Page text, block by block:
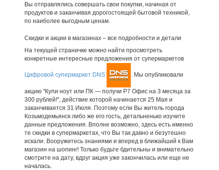
Вы отправлялись совершать свои покупки, начиная от
продуктов и заканчивая дорогостоящей бытовой техникой,
по наиболее выгодным ценам.
Скидки и акции в магазинах – все подробности и детали
На текущей страничке можно найти просмотреть
конкретные интересные предложения от супермаркетов
Цифровой супермаркет DNS . Мы опубликовали
акцию "Купи ноут или ПК — получи Р7 Офис на 3 месяца за
300 рублей!", действие которой начинается 25 Мая и
заканчивается 31 Июля. Поэтому если Вы житель города
Козьмодемьянск либо же его гость, детальненько изучите
данные предложения. Вполне возможно, здесь есть именно
те скидки в супермаркетах, что Вы так давно и безутешно
искали. Вооружитесь знаниями и вперед в ближайший к Вам
магазин на шопинг! Только будьте бдительны и внимательно
смотрите на дату, вдруг акция уже закончилась или еще не
началась.